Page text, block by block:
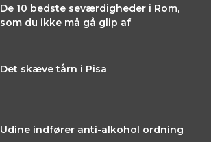
De 10 bedste seværdigheder i Rom,
som du ikke må gå glip af
Det skæve tårn i Pisa
Udine indfører anti-alkohol ordning